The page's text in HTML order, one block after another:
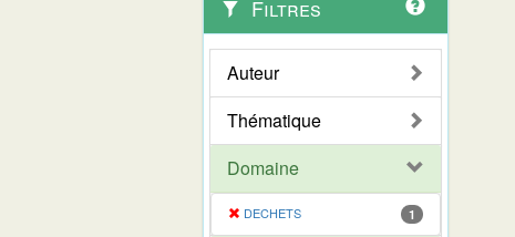
Filtres
Auteur
Thématique
Domaine
DECHETS 1